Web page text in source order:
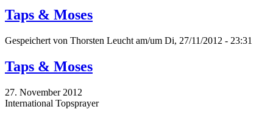
Taps & Moses
Gespeichert von Thorsten Leucht am/um Di, 27/11/2012 - 23:31
Taps & Moses
27. November 2012
International Topsprayer